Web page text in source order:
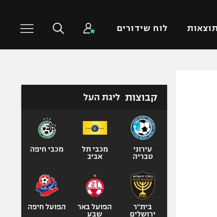
תוצאות לוח שידורים
טניס
כדורעף
ספורט אולימפי
קבוצות ליגת העל
עירוני
טבריה
מכבי תל
אביב
מכבי חיפה
בית"ר
ירושלים
הפועל באר
שבע
הפועל חיפה